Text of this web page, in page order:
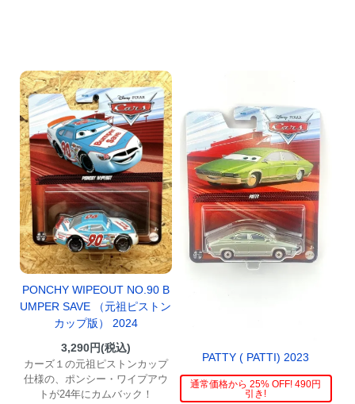
PONCHY WIPEOUT NO.90 B
UMPER SAVE （元祖ピストン
カップ版） 2024
3,290円(税込)
カーズ１の元祖ピストンカップ
仕様の、ポンシー・ワイプアウ
トが24年にカムバック！
PATTY ( PATTI) 2023
通常価格から 25% OFF! 490円
引き!